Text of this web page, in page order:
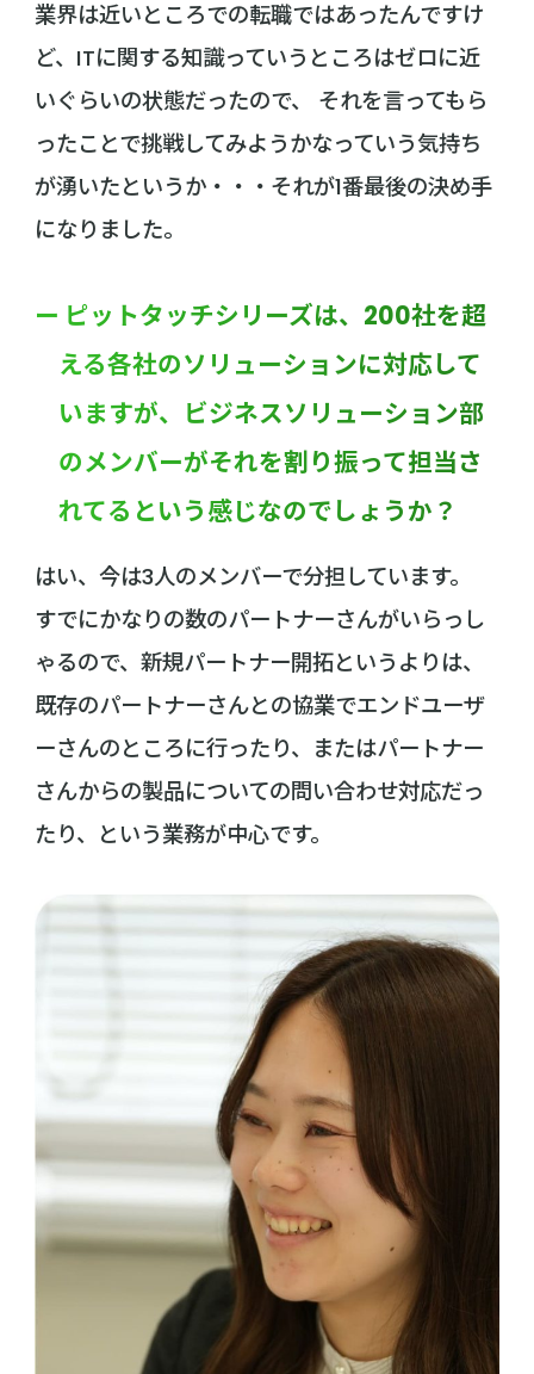
業界は近いところでの転職ではあったんですけ
ど、ITに関する知識っていうところはゼロに近
いぐらいの状態だったので、 それを言ってもら
ったことで挑戦してみようかなっていう気持ち
が湧いたというか・・・それが1番最後の決め手
になりました。
ー ピットタッチシリーズは、200社を超
える各社のソリューションに対応して
いますが、ビジネスソリューション部
のメンバーがそれを割り振って担当さ
れてるという感じなのでしょうか？
はい、今は3人のメンバーで分担しています。
すでにかなりの数のパートナーさんがいらっし
ゃるので、新規パートナー開拓というよりは、
既存のパートナーさんとの協業でエンドユーザ
ーさんのところに行ったり、またはパートナー
さんからの製品についての問い合わせ対応だっ
たり、という業務が中心です。